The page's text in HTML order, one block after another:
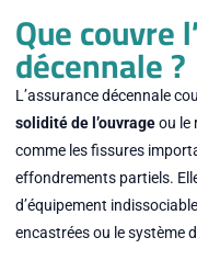
Que couvre
décennale ?
L’assurance décennale
solidité de l’ouvrageou le
comme les fissures
effondrements partiels.
d’équipement
encastrées ou le système